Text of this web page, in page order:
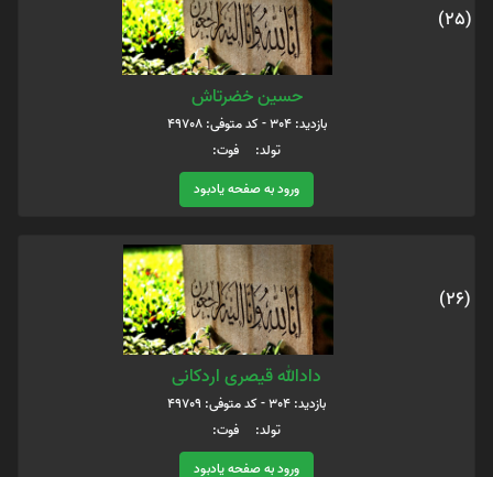
(25)
حسین خضرتاش
بازدید: 304 - کد متوفی: 49708
تولد: فوت:
ورود به صفحه یادبود
(26)
دادالله قیصری اردکانی
بازدید: 304 - کد متوفی: 49709
تولد: فوت:
ورود به صفحه یادبود